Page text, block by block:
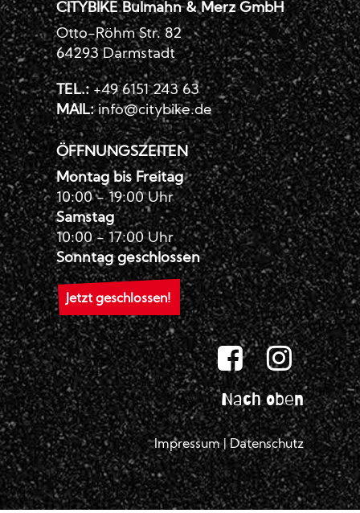
CITYBIKE Bulmahn & Merz GmbH
Otto-Röhm Str. 82
64293 Darmstadt
TEL.:+49 6151 243 63
MAIL: info@citybike.de
ÖFFNUNGSZEITEN
Montag bis Freitag
10:00 - 19:00 Uhr
Samstag
10:00 - 17:00 Uhr
Sonntag geschlossen
Jetzt geschlossen!
Nach oben
Impressum|Datenschutz